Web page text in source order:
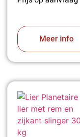
Meer info